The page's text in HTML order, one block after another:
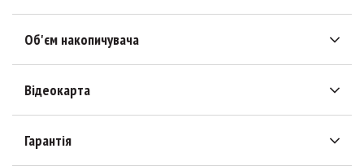
Об'єм накопичувача
Відеокарта
Гарантія